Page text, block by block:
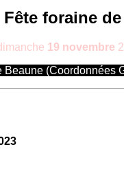
foraine de
19 novembre
Beaune (Coordonnées